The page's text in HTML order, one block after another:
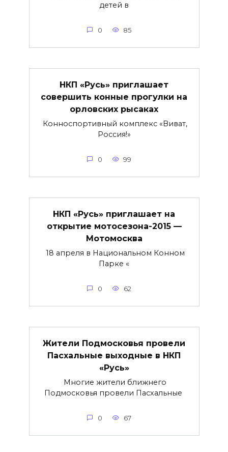
детей в
0 85
НКП «Русь» приглашает
совершить конные прогулки на
орловских рысаках
Конноспортивный комплекс «Виват,
Россия!»
0 99
НКП «Русь» приглашает на
открытие мотосезона-2015 —
Мотомосква
18 апреля в Национальном Конном
Парке «
0 62
Жители Подмосковья провели
Пасхальные выходные в НКП
«Русь»
Многие жители ближнего
Подмосковья провели Пасхальные
0 67